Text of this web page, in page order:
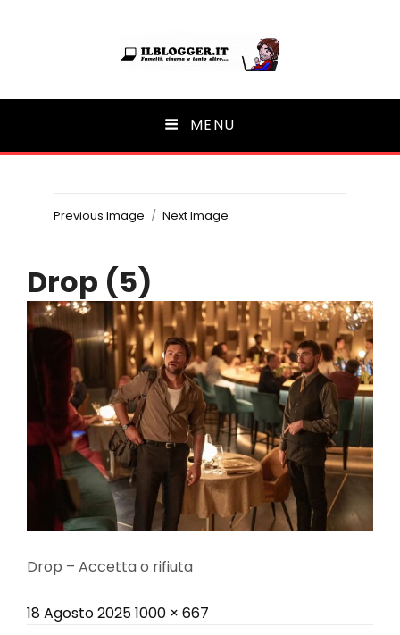
Ilblogger.it
Il portalino di blog | MENU
Previous Image Next Image
Drop (5)
Drop – Accetta o rifiuta
Posted
18 Agosto 2025Full
1000 × 667